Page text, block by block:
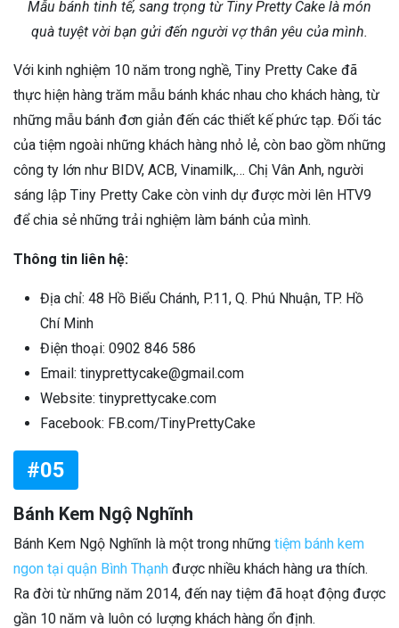
Mẫu bánh tinh tế, sang trọng từ Tiny Pretty Cake là món
quà tuyệt vời bạn gửi đến người vợ thân yêu của mình.
Với kinh nghiệm 10 năm trong nghề, Tiny Pretty Cake đã
thực hiện hàng trăm mẫu bánh khác nhau cho khách hàng, từ
những mẫu bánh đơn giản đến các thiết kế phức tạp. Đối tác
của tiệm ngoài những khách hàng nhỏ lẻ, còn bao gồm những
công ty lớn như BIDV, ACB, Vinamilk,… Chị Vân Anh, người
sáng lập Tiny Pretty Cake còn vinh dự được mời lên HTV9
để chia sẻ những trải nghiệm làm bánh của mình.
Thông tin liên hệ:
Địa chỉ: 48 Hồ Biểu Chánh, P.11, Q. Phú Nhuận, TP. Hồ
Chí Minh
Điện thoại: 0902 846 586
Email: tinyprettycake@gmail.com
Website: tinyprettycake.com
Facebook: FB.com/TinyPrettyCake
#05
Bánh Kem Ngộ Nghĩnh
Bánh Kem Ngộ Nghĩnh là một trong những tiệm bánh kem
ngon tại quận Bình Thạnh được nhiều khách hàng ưa thích.
Ra đời từ những năm 2014, đến nay tiệm đã hoạt động được
gần 10 năm và luôn có lượng khách hàng ổn định.